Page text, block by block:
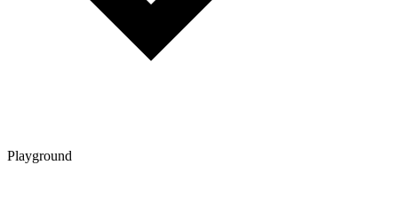
Playground